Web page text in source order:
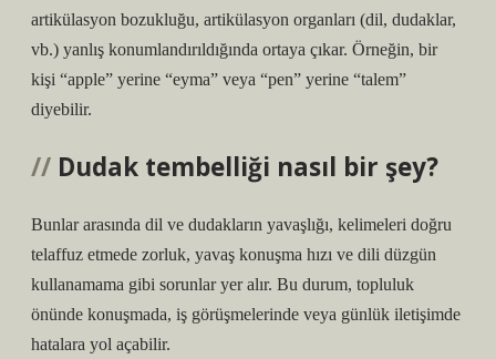
artikülasyon bozukluğu, artikülasyon organları (dil, dudaklar,
vb.) yanlış konumlandırıldığında ortaya çıkar. Örneğin, bir
kişi “apple” yerine “eyma” veya “pen” yerine “talem”
diyebilir.
Dudak tembelliği nasıl bir şey?
Bunlar arasında dil ve dudakların yavaşlığı, kelimeleri doğru
telaffuz etmede zorluk, yavaş konuşma hızı ve dili düzgün
kullanamama gibi sorunlar yer alır. Bu durum, topluluk
önünde konuşmada, iş görüşmelerinde veya günlük iletişimde
hatalara yol açabilir.